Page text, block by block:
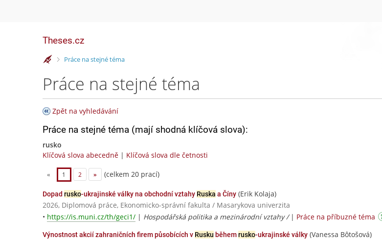
Theses.cz
>Práce na stejné téma
Práce na stejné téma
Zpět na vyhledávání
Práce na stejné téma (mají shodná klíčová slova):
rusko
Klíčová slova abecedně | Klíčová slova dle četnosti
« 1 2 » (celkem 20 prací)
Dopad rusko-ukrajinské války na obchodní vztahy Ruska a Číny (Erik Kolaja)
2026, Diplomová práce, Ekonomicko-správní fakulta / Masarykova univerzita
• https://is.muni.cz/th/geci1/ | Hospodářská politika a mezinárodní vztahy / | Práce na příbuzné téma
Výnostnost akcií zahraničních firem působících v Rusku běhemrusko-ukrajinské války (Vanessa Bôtošová)